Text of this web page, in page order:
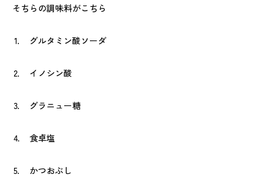
そちらの調味料がこちら
⒈ グルタミン酸ソーダ
⒉ イノシン酸
⒊ グラニュー糖
⒋ 食卓塩
⒌ かつおぶし